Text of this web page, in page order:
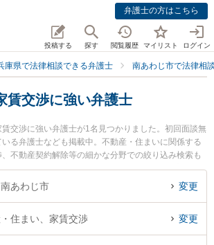
弁護士の方はこちら
投稿する 探す 閲覧履歴 マイリスト ログイン
庫県で法律相談できる弁護士 南あわじ市で法律相
賃交渉に強い弁護士
交渉に強い弁護士が1名見つかりました。初回面談無
る弁護士なども掲載中。不動産・住まいに関係する
不動産契約解除等の細かな分野での絞り込み検索も
みらい法律会計事務所の河津 昂輝弁護士のプロフィ
強みなどが注目されています。『南あわじ市で土日や
のトラブルを今すぐに弁護士に相談したい』『家賃交
る南あわじ市内の弁護士に相談予約したい』などでお
すめです。
あわじ市 変更
住まい、家賃交渉 変更